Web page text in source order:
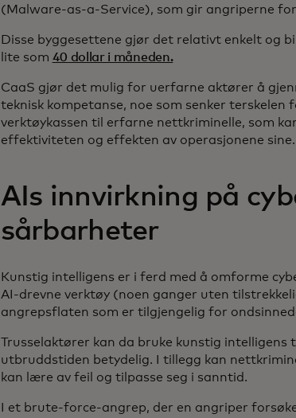
(Malware-as-a-Service), som gir angriperne
Disse byggesettene gjør det relativt enkelt og
lite som 40 dollar i måneden.
CaaS gjør det mulig for uerfarne aktører å
teknisk kompetanse, noe som senker
verktøykassen til erfarne nettkriminelle, som
effektiviteten og effekten av operasjonene sine.
AIs innvirkning på
sårbarheter
Kunstig intelligens er i ferd med å omforme
AI-drevne verktøy (noen ganger uten
angrepsflaten som er tilgjengelig for
Trusselaktører kan da bruke kunstig
utbruddstiden betydelig. I tillegg kan
kan lære av feil og tilpasse seg i sanntid.
I et brute-force-angrep, der en angriper